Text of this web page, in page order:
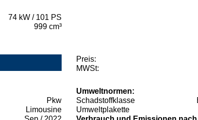
74 kW / 101 PS
999 cm³
Preis:
MWSt:
Pkw
Limousine
Umweltnormen:
Schadstoffklasse
Umweltplakette